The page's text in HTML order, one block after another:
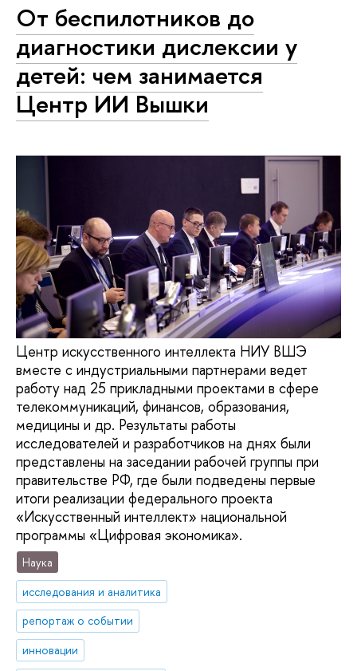
От беспилотников до
диагностики дислексии у
детей: чем занимается
Центр ИИ Вышки
Центр искусственного интеллекта НИУ ВШЭ
вместе с индустриальными партнерами ведет
работу над 25 прикладными проектами в сфере
телекоммуникаций, финансов, образования,
медицины и др. Результаты работы
исследователей и разработчиков на днях были
представлены на заседании рабочей группы при
правительстве РФ, где были подведены первые
итоги реализации федерального проекта
«Искусственный интеллект» национальной
программы «Цифровая экономика».
Наука
исследования и аналитика
репортаж о событии
инновации